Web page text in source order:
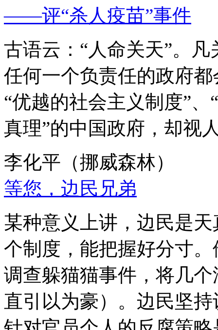
——评“杀人疫苗”事件
古语云：“人命关天”。
任何一个负责任的政府
“优越的社会主义制度”
真理”的中国政府，却视
李化平（挪威森林）
等您，边民兄弟
某种意义上讲，边民是
个制度，能把握好分寸
调查躲猫猫事件，将几
直引以为豪）。边民坚